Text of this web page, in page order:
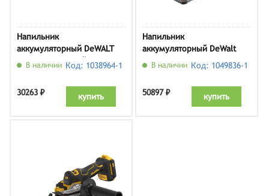
Напильник
аккумуляторный DeWALT
DCM200NT-XJ (кейс, без
В наличии Код: 1038964-1
30263 ₽ купить
Напильник
аккумуляторный DeWalt
DCM200E2T-QW (2 АКБ и ЗУ,
В наличии Код: 1049836-1
50897 ₽ купить